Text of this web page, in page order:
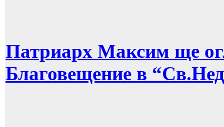
Патриарх Максим ще
Благовещение в